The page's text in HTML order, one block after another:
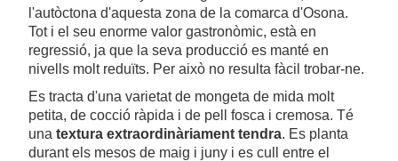
l'autòctona d'aquesta zona de la comarca d'Osona.
Tot i el seu enorme valor gastronòmic, està en
regressió, ja que la seva producció es manté en
nivells molt reduïts. Per això no resulta fàcil trobar-ne.
Es tracta d'una varietat de mongeta de mida molt
petita, de cocció ràpida i de pell fosca i cremosa. Té
una textura extraordinàriament tendra. Es planta
durant els mesos de maig i juny i es cull entre el